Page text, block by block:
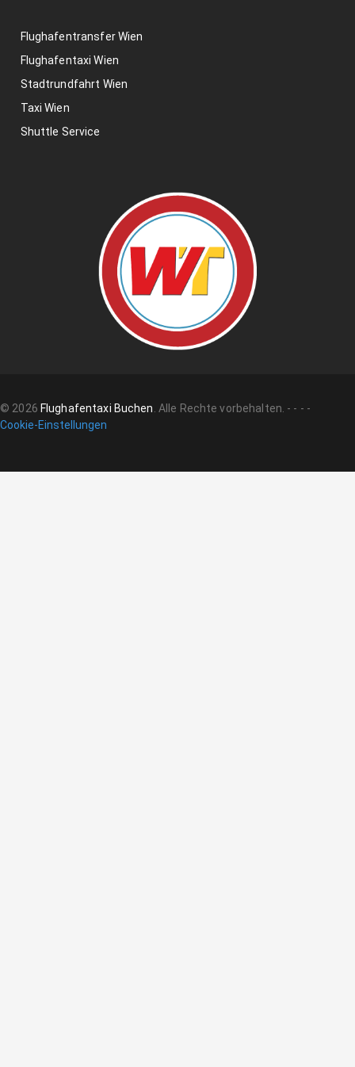
Flughafentransfer Wien
Flughafentaxi Wien
Stadtrundfahrt Wien
Taxi Wien
Shuttle Service
© 2026 Flughafentaxi Buchen. Alle Rechte vorbehalten. - - - -
Cookie-Einstellungen